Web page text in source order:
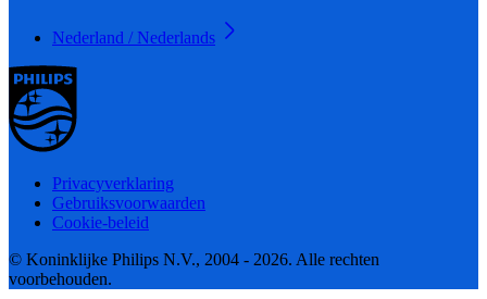
Nederland / Nederlands
Privacyverklaring
Gebruiksvoorwaarden
Cookie-beleid
© Koninklijke Philips N.V., 2004 - 2026. Alle rechten
voorbehouden.